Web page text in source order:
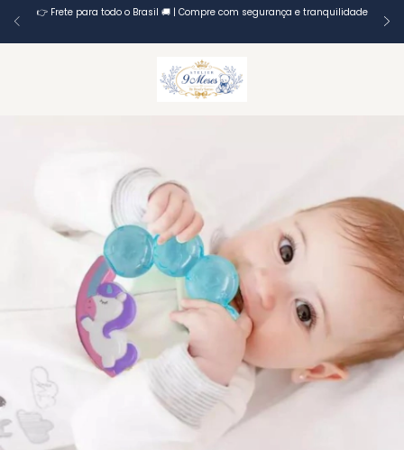
👉 Frete para todo o Brasil 🚚 | Compre com segurança e tranquilidade